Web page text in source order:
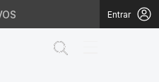
Entrar
Suspensão